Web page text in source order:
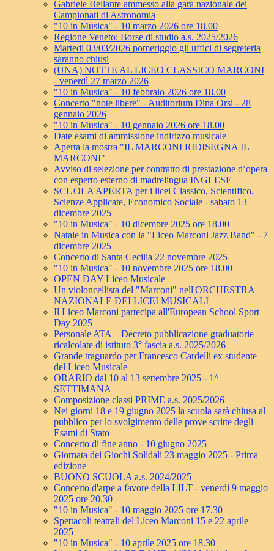
Gabriele Bellante ammesso alla gara nazionale dei
Campionati di Astronomia
"10 in Musica" - 10 marzo 2026 ore 18.00
Regione Veneto: Borse di studio a.s. 2025/2026
Martedi 03/03/2026 pomeriggio gli uffici di segreteria
saranno chiusi
(UNA) NOTTE AL LICEO CLASSICO MARCONI
- venerdì 27 marzo 2026
"10 in Musica" - 10 febbraio 2026 ore 18.00
Concerto "note libere" - Auditorium Dina Orsi - 28
gennaio 2026
"10 in Musica" - 10 gennaio 2026 ore 18.00
Date esami di ammissione indirizzo musicale
Aperta la mostra "IL MARCONI RIDISEGNA IL
MARCONI"
Avviso di selezione per contratto di prestazione d’opera
con esperto esterno di madrelingua INGLESE
SCUOLA APERTA per i licei Classico, Scientifico,
Scienze Applicate, Economico Sociale - sabato 13
dicembre 2025
"10 in Musica" - 10 dicembre 2025 ore 18.00
Natale in Musica con la "Liceo Marconi Jazz Band" - 7
dicembre 2025
Concerto di Santa Cecilia 22 novembre 2025
"10 in Musica" - 10 novembre 2025 ore 18.00
OPEN DAY Liceo Musicale
Un violoncellista del "Marconi" nell'ORCHESTRA
NAZIONALE DEI LICEI MUSICALI
Il Liceo Marconi partecipa all'European School Sport
Day 2025
Personale ATA – Decreto pubblicazione graduatorie
ricalcolate di istituto 3° fascia a.s. 2025/2026
Grande traguardo per Francesco Cardelli ex studente
del Liceo Musicale
ORARIO dal 10 al 13 settembre 2025 - 1^
SETTIMANA
Composizione classi PRIME a.s. 2025/2026
Nei giorni 18 e 19 giugno 2025 la scuola sarà chiusa al
pubblico per lo svolgimento delle prove scritte degli
Esami di Stato
Concerto di fine anno - 10 giugno 2025
Giornata dei Giochi Solidali 23 maggio 2025 - Prima
edizione
BUONO SCUOLA a.s. 2024/2025
Concerto d'arpe a favore della LILT - venerdì 9 maggio
2025 ore 20.30
"10 in Musica" - 10 maggio 2025 ore 17.30
Spettacoli teatrali del Liceo Marconi 15 e 22 aprile
2025
"10 in Musica" - 10 aprile 2025 ore 18.30